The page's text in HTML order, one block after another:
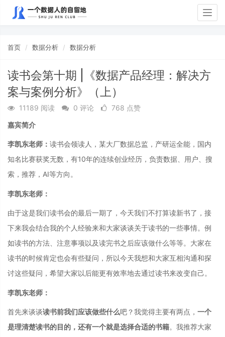
首页 数据分析 数据分析
读书会第十期 |《数据产品经理：解决方
案与案例分析》（上）
11189 阅读 0 评论
768 点赞
嘉宾简介
李凯东老师： 读书会领读人，某大厂数据总监，产研运全能，国内
知名比赛获奖无数，有10年的连续创业经历，负责数据、用户、搜
索，推荐，AI等方向。
李凯东老师：
由于这是我们读书会的最后一期了，今天我们不打算读新书了，接
下来我会结合我的个人经验来和大家谈谈关于读书的一些事情。例
如读书的方法、注意事项以及读完书之后应该做什么等等。大家在
读书的时候肯定也会有些疑问，所以今天我想和大家互相沟通和探
讨这些疑问，希望大家以后能更有效率地去通过读书来改变自己。
李凯东老师：
首先来谈谈读书前我们应该做些什么吧？我觉得主要有两点， 一个
是理清楚读书的目的，还有一个就是选择合适的书籍。我推荐大家